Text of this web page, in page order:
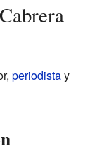
periodistay